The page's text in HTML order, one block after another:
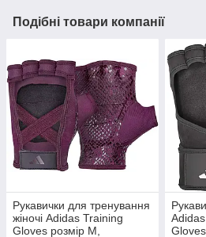
Подібні товари компанії
Рукавички для тренування
жіночі Adidas Training
Gloves розмір M,